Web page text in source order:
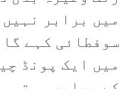
میں برابر
سوفطائی کہے
میں ایک پونڈ